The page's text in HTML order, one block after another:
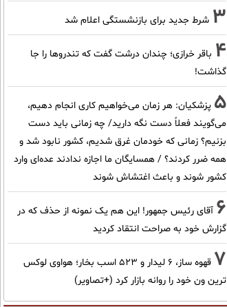
3 شرط جدید برای بازنشستگی اعلام شد
4 باقر خرازی؛ چندان درشت گفت که تندروها را جا
گذاشت!
5 پزشکیان: هر زمان می‌خواهیم کاری انجام دهیم،
می‌گویند فعلاً دست نگه دارید/ چه زمانی باید دست
بزنیم؟ زمانی که خودمان غرق شدیم، کشور نابود شد و
همه ضرر کردند؟ / همسایگان ما اجازه ندادند عده‌ای وارد
کشور شوند و باعث اغتشاش شوند
6 آقای رئیس جمهور! این هم یک نمونه از حذف که در
گزارش خود به صراحت انتقاد کردید
7
قهوه ساز، 6 لیدار و 523 اسب بخار؛ هواوی لوکس
ترین ون خود را روانه بازار کرد (+تصاویر)